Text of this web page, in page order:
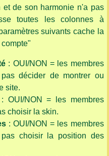
et de son harmonie n'a pas
toutes les colonnes à
suivants cache la
: OUI/NON = les membres
décider de montrer ou
site.
: OUI/NON = les membres
choisir la skin.
: OUI/NON = les membres
choisir la position des